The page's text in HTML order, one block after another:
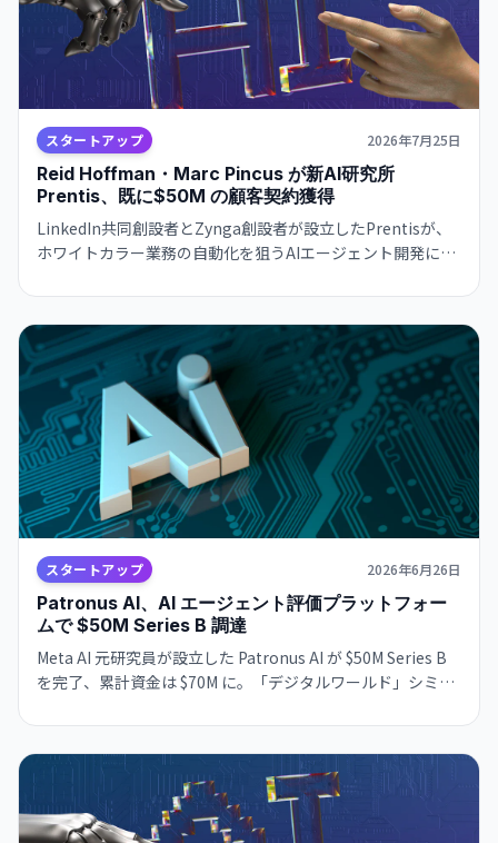
スタートアップ 2026年7月25日
Reid Hoffman・Marc Pincus が新AI研究所
Prentis、既に$50M の顧客契約獲得
LinkedIn共同創設者とZynga創設者が設立したPrentisが、
ホワイトカラー業務の自動化を狙うAIエージェント開発に注
既に数か月で大手顧客との契約を締結。
スタートアップ 2026年6月26日
Patronus AI、AI エージェント評価プラットフォー
ムで $50M Series B 調達
Meta AI 元研究員が設立した Patronus AI が $50M Series B
を完了、累計資金は $70M に。「デジタルワールド」シミュ
トフォームの需要が旺盛だ。